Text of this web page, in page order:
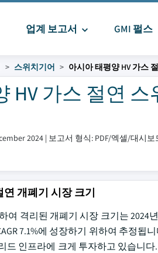
업계 보고서 GMI 펄스
스위치기어 아시아 태평양 HV 가스
HV 가스 절연
2024 | 보고서 형식: PDF/엑셀/대시
연 개폐기 시장 크기
여 격리된 개폐기 시장 크기는 2024
7.1%에 성장하기 위하여 추정
드 인프라에 크게 투자하고 있습니